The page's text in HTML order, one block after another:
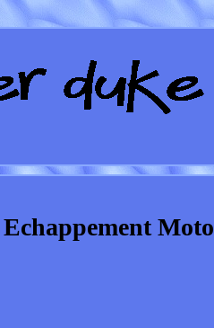
Moto